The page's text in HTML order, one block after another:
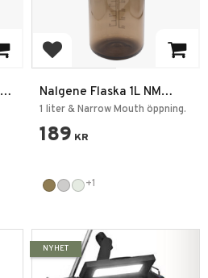
Lägg till i favoriter
Nalgene Flaska 1L NM
Sustain
1 liter & Narrow Mouth öppning.
189 KR
+1
NYHET